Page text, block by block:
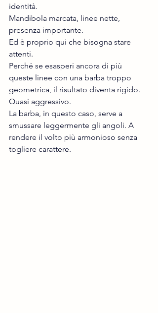
identità.
Mandibola marcata, linee nette,
presenza importante.
Ed è proprio qui che bisogna stare
attenti.
Perché se esasperi ancora di più
queste linee con una barba troppo
geometrica, il risultato diventa rigido.
Quasi aggressivo.
La barba, in questo caso, serve a
smussare leggermente gli angoli. A
rendere il volto più armonioso senza
togliere carattere.